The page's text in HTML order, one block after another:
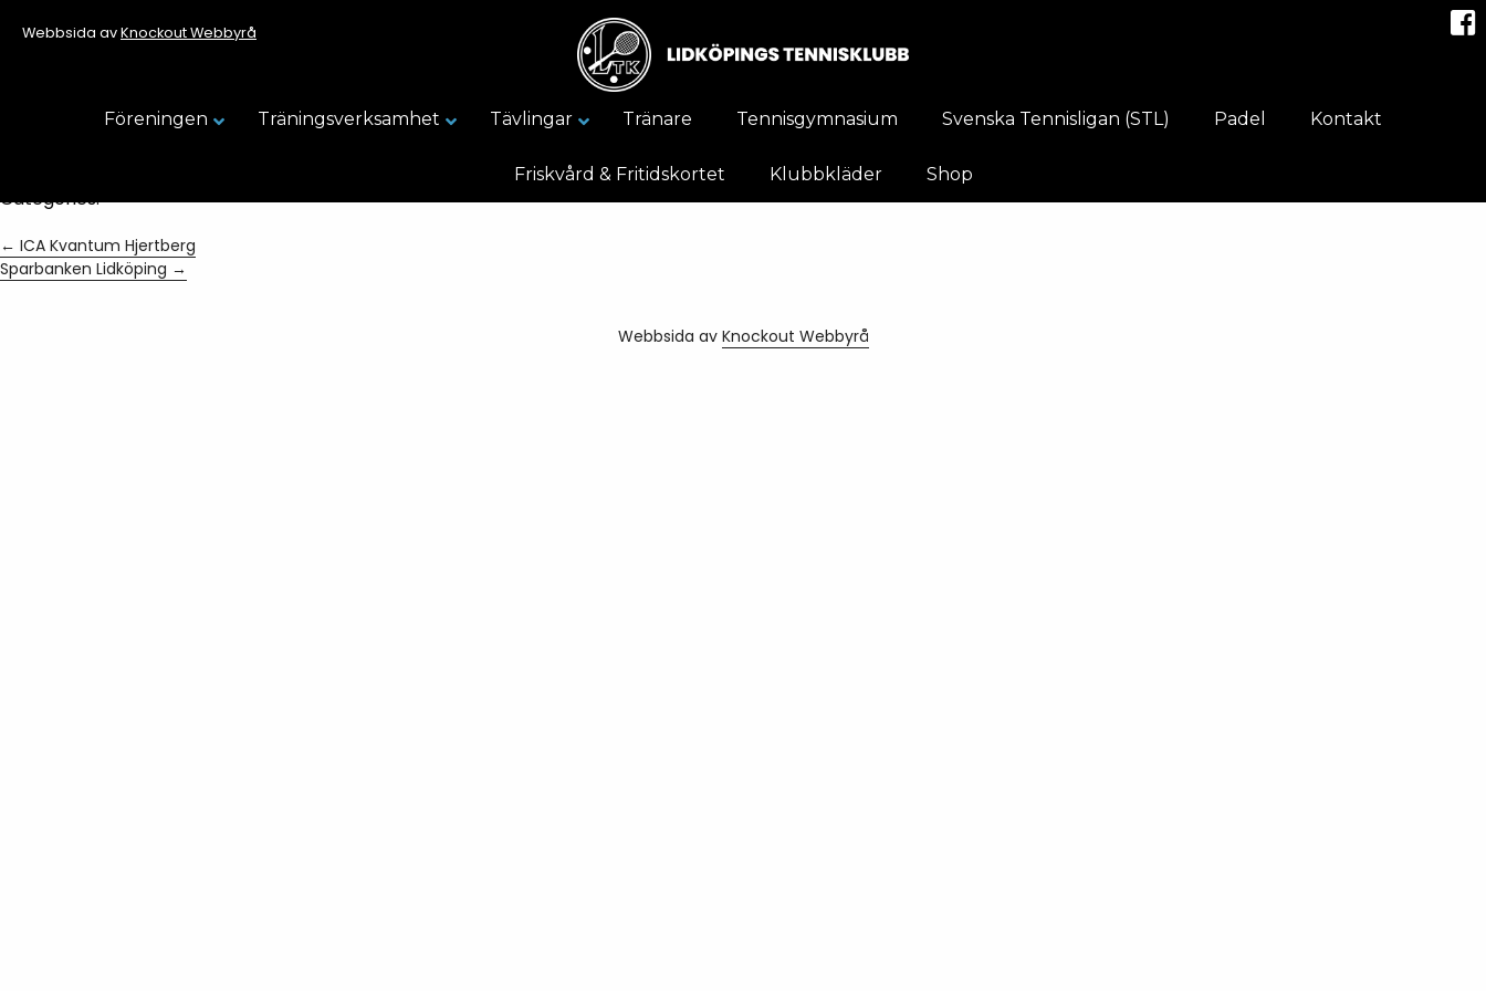
Föreningen Träningsverksamhet Tävlingar Tränare Tennisgymnasium Svenska Tennisligan (STL) Padel Kontakt
Friskvård & Fritidskortet Klubbkläder Shop
Webbsida avKnockout Webbyrå
Dina Försäkringar
Categories:
← ICA Kvantum Hjertberg
Sparbanken Lidköping →
Webbsida av Knockout Webbyrå